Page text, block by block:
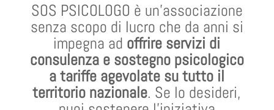
SOS PSICOLOGO è un’associazione
senza scopo di lucro che da anni si
impegna ad offrire servizi di
consulenza e sostegno psicologico
a tariffe agevolate su tutto il
territorio nazionale. Se lo desideri,